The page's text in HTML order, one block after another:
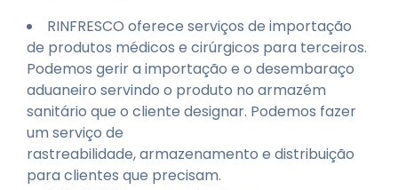
RINFRESCO oferece serviços de importação
de produtos médicos e cirúrgicos para terceiros.
Podemos gerir a importação e o desembaraço
aduaneiro servindo o produto no armazém
sanitário que o cliente designar. Podemos fazer
um serviço de
rastreabilidade, armazenamento e distribuição
para clientes que precisam.